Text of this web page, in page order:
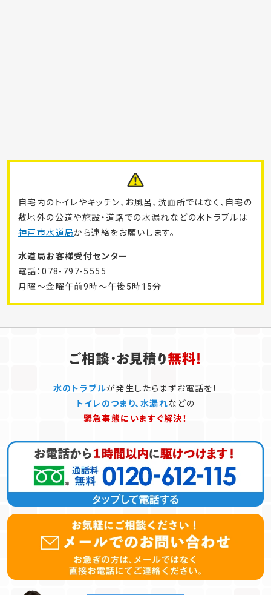
自宅内のトイレやキッチン、お風呂、洗面所ではなく、自宅の
敷地外の公道や施設・道路での水漏れなどの水トラブルは
神戸市水道局から連絡をお願いします。
水道局お客様受付センター
電話：078-797-5555
月曜～金曜午前9時～午後5時15分
水のトラブルが発生したらまずお電話を！
トイレのつまり、水漏れなどの
緊急事態にいますぐ解決！